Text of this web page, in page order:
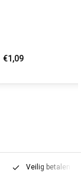
€1,09
Veilig betalen